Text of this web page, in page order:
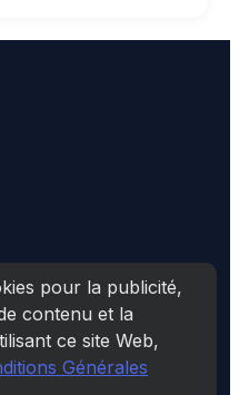
pour la publicité,
contenu et la
ce site Web,
Générales